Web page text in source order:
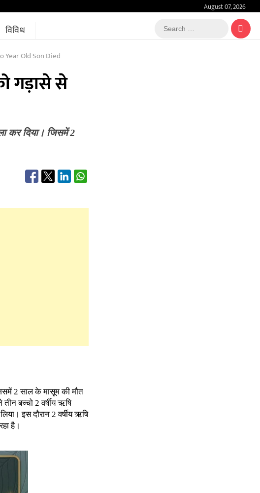
August 07, 2026
विविध
Search
…
Old Son Died
गड़ासे से
कर दिया। जिसमें 2
2 साल के मासूम की मौत
बच्चो 2 वर्षीय ऋषि
इस दौरान 2 वर्षीय ऋषि
है।